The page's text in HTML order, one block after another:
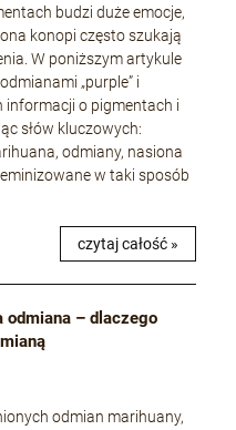
budzi duże emocje,
konopi często szukają
W poniższym artykule
„purple” i
informacji o pigmentach i
słów kluczowych:
odmiany, nasiona
w taki sposób
czytaj całość »
odmiana – dlaczego
odmian marihuany,